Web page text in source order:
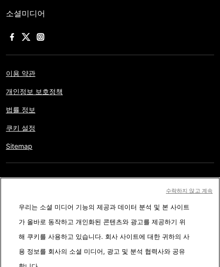
소셜미디어
이용 약관
개인정보 보호정책
법률 정보
쿠키 설정
Sitemap
AFP와 계약 없이 저작물의 일부나 전체를 복사, 출판, 방송하는 것은
엄격히 금합니다. 팩트체킹 콘텐츠 내에 묘사된 부분과 링크 형태로
첨부된 부분은 관련 정보의 이해를 돕기 위한 것입니다. AFP는 서드
파티 콘텐츠 제작자나 저작권자로 부터 어떤 권한도 받지 않았기에
우리는 소셜 미디어 기능의 제공과 데이터 분석 및 본 사이트
가 올바로 동작하고 개인화된 콘텐츠와 광고를 제공하기 위
해 쿠키를 사용하고 있습니다. 회사 사이트에 대한 귀하의 사
용 정보를 회사의 소셜 미디어, 광고 및 분석 협력사와 공유
수락하지 않고 계속